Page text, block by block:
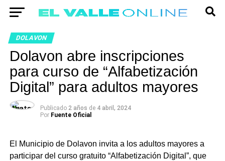
DOLAVON
Dolavon abre inscripciones
para curso de “Alfabetización
Digital” para adultos mayores
Publicado 2 años de 4 abril, 2024
Por Fuente Oficial
El Municipio de Dolavon invita a los adultos mayores a
participar del curso gratuito “Alfabetización Digital”, que